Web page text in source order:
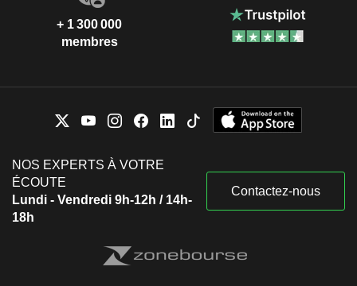
+ 1 300 000
membres
NOS EXPERTS À VOTRE
ÉCOUTE
Lundi - Vendredi 9h-12h / 14h-
18h
Contactez-nous